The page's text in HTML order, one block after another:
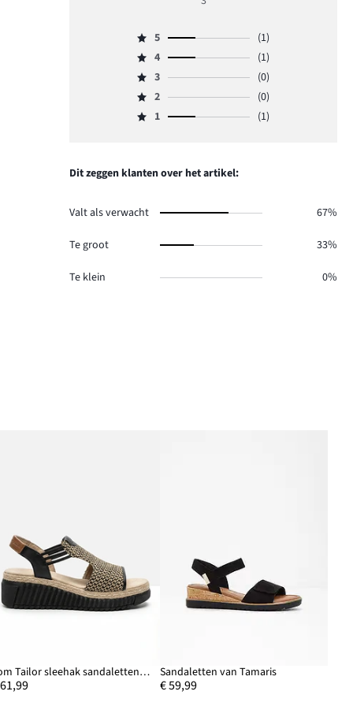
3
Beoordeling
5,
aantal
reviews
5
(1)
Beoordeling
4,
aantal
reviews
4
(1)
Beoordeling
3,
aantal
3
(0)
Beoordeling
2,
0.
2
(0)
Beoordeling
reviews
1 (1)
Dit zeggen klanten over het artikel:
Valt als verwacht 67%
Te groot 33%
Te klein 0%
Tom Tailor sleehak sandaletten in raffia-look Sandaletten van Tamaris
€ 59,99